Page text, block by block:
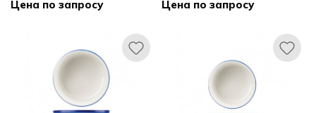
Цена по запросу Цена по запросу